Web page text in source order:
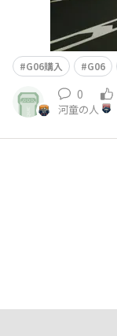
G06購入 G06
0
河童の人